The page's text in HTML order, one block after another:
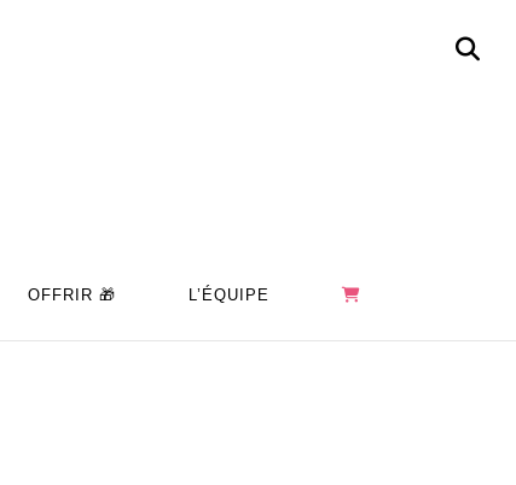
OFFRIR 🎁 L’ÉQUIPE